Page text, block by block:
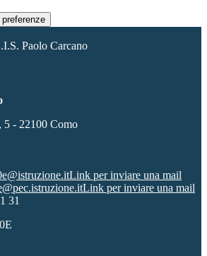
Paolo Carcano
5 - 22100 Como
Link per inviare una mail
Link per inviare una mail
31